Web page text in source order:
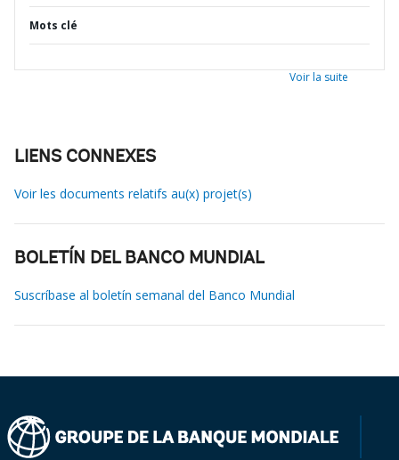
Mots clé
Voir la suite
LIENS CONNEXES
Voir les documents relatifs au(x) projet(s)
BOLETÍN DEL BANCO MUNDIAL
Suscríbase al boletín semanal del Banco Mundial